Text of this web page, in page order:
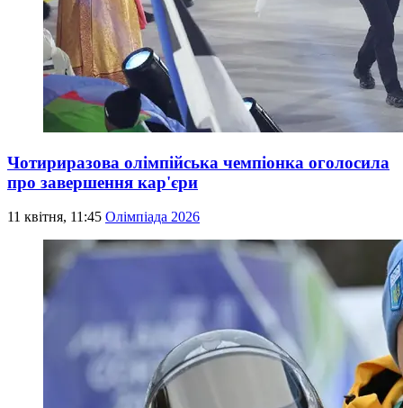
Чотириразова олімпійська чемпіонка оголосила
про завершення кар'єри
11 квітня, 11:45 Олімпіада 2026